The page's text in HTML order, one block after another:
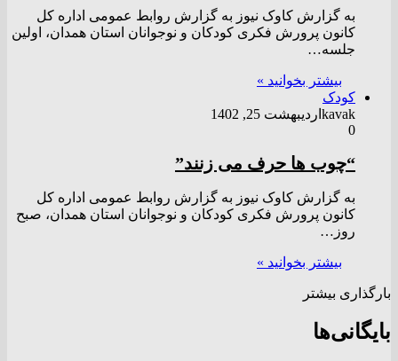
به گزارش کاوک نیوز به گزارش روابط عمومی اداره کل
کانون پرورش فکری کودکان و نوجوانان استان همدان، اولین
جلسه…
بیشتر بخوانید »
کودک
kavak اردیبهشت 25, 1402
0
“چوب ها حرف می زنند”
به گزارش کاوک نیوز به گزارش روابط‌ عمومی اداره کل
کانون پرورش فکری کودکان و نوجوانان استان همدان، صبح
روز…
بیشتر بخوانید »
بارگذاری بیشتر
بایگانی‌ها